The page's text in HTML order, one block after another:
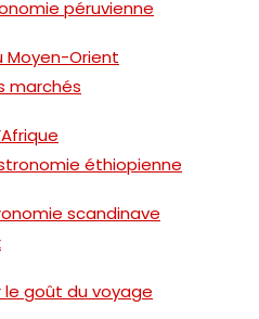
péruvienne
Moyen-Orient
marchés
éthiopienne
scandinave
le goût du voyage